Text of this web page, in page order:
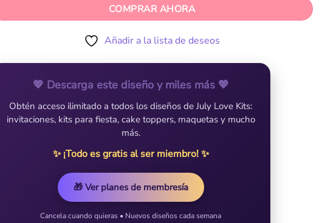
COMPRAR AHORA
Añadir a la lista de deseos
💖 Descarga este diseño y miles más 💖
Obtén acceso ilimitado a todos los diseños de July Love Kits:
invitaciones, kits para fiesta, cake toppers, maquetas y mucho
más.
✨ ¡Todo es gratis al ser miembro! ✨
🎁 Ver planes de membresía
Cancela cuando quieras • Nuevos diseños cada semana